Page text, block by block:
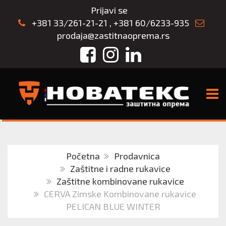
Prijavi se
+381 33/261-21-21 , +381 60/6233-935
prodaja@zastitnaoprema.rs
FacebookInstagram
LinkedIn
Početna
Prodavnica
Zaštitne i radne rukavice
Zaštitne kombinovane rukavice
CERVA Zimske Kombinovane rukavice
PELICAN BLUE WINTER